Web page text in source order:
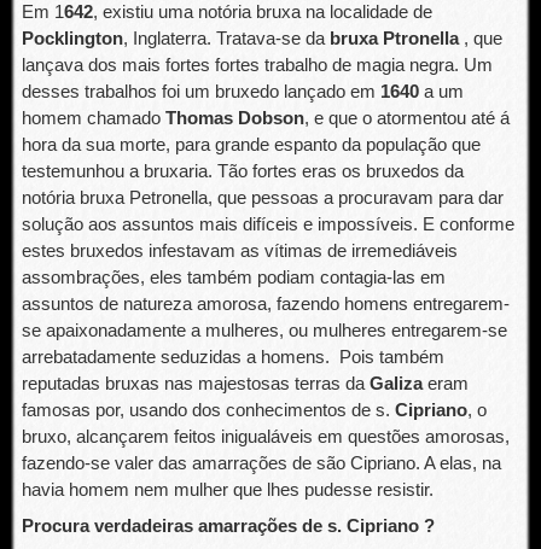
Em 1642, existiu uma notória bruxa na localidade de
Pocklington, Inglaterra. Tratava-se da bruxa Ptronella, que
lançava dos mais fortes fortes trabalho de magia negra. Um
desses trabalhos foi um bruxedo lançado em 1640a um
homem chamado Thomas Dobson, e que o atormentou até á
hora da sua morte, para grande espanto da população que
testemunhou a bruxaria. Tão fortes eras os bruxedos da
notória bruxa Petronella, que pessoas a procuravam para dar
solução aos assuntos mais difíceis e impossíveis. E conforme
estes bruxedos infestavam as vítimas de irremediáveis
assombrações, eles também podiam contagia-las em
assuntos de natureza amorosa, fazendo homens entregarem-
se apaixonadamente a mulheres, ou mulheres entregarem-se
arrebatadamente seduzidas a homens. Pois também
reputadas bruxas nas majestosas terras da Galizaeram
famosas por, usando dos conhecimentos de s. Cipriano, o
bruxo, alcançarem feitos inigualáveis em questões amorosas,
fazendo-se valer das amarrações de são Cipriano. A elas, na
havia homem nem mulher que lhes pudesse resistir.
Procura verdadeiras amarrações de s. Cipriano ?